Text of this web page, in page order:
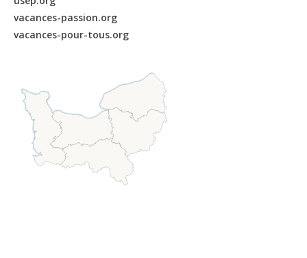
vacances-passion.org
vacances-pour-tous.org